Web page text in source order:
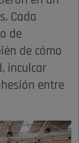
Cada
de
de cómo
inculcar
entre